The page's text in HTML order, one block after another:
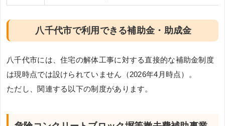
八千代市で利用できる補助金・助成金
八千代市には、住宅の解体工事に対する直接的な補助金制度
は現時点では設けられていません（2026年4月時点）。
ただし、関連する以下の制度があります。